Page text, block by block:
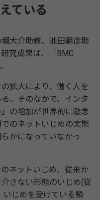
ている
大介助教、池田朝彦助
究成果は、「BMC
拡大により、働く人を
。そのなかで、インタ
の増加が世界的に懸念
のネットいじめの実態
かになっていなかっ
ネットいじめ、従来か
さない形態のいじめ(従
いじめを受けている頻